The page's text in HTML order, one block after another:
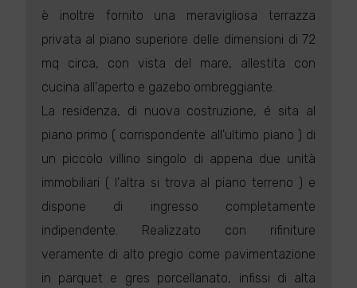
è inoltre fornito una meravigliosa terrazza
privata al piano superiore delle dimensioni di 72
mq circa, con vista del mare, allestita con
cucina all'aperto e gazebo ombreggiante.
La residenza, di nuova costruzione, é sita al
piano primo ( corrispondente all'ultimo piano ) di
un piccolo villino singolo di appena due unità
immobiliari ( l'altra si trova al piano terreno ) e
dispone di ingresso completamente
indipendente. Realizzato con rifiniture
veramente di alto pregio come pavimentazione
in parquet e gres porcellanato, infissi di alta